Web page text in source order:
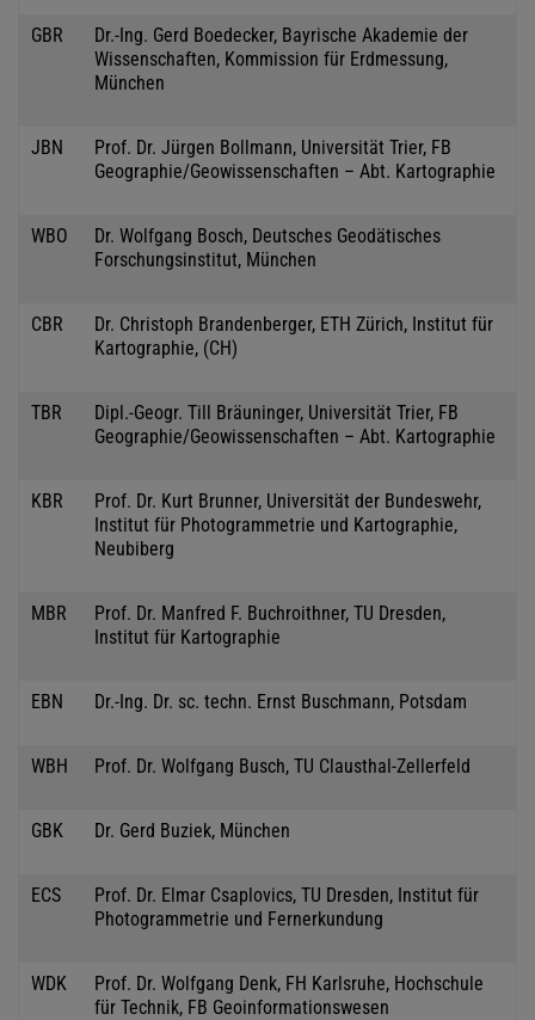
GBR
Dr.-Ing. Gerd Boedecker, Bayrische Akademie der
Wissenschaften, Kommission für Erdmessung,
München
JBN
Prof. Dr. Jürgen Bollmann, Universität Trier, FB
Geographie/Geowissenschaften – Abt. Kartographie
WBO
Dr. Wolfgang Bosch, Deutsches Geodätisches
Forschungsinstitut, München
CBR
Dr. Christoph Brandenberger, ETH Zürich, Institut für
Kartographie, (CH)
TBR
Dipl.-Geogr. Till Bräuninger, Universität Trier, FB
Geographie/Geowissenschaften – Abt. Kartographie
KBR
Prof. Dr. Kurt Brunner, Universität der Bundeswehr,
Institut für Photogrammetrie und Kartographie,
Neubiberg
MBR
Prof. Dr. Manfred F. Buchroithner, TU Dresden,
Institut für Kartographie
EBN Dr.-Ing. Dr. sc. techn. Ernst Buschmann, Potsdam
WBH Prof. Dr. Wolfgang Busch, TU Clausthal-Zellerfeld
GBK Dr. Gerd Buziek, München
ECS
Prof. Dr. Elmar Csaplovics, TU Dresden, Institut für
Photogrammetrie und Fernerkundung
WDK
Prof. Dr. Wolfgang Denk, FH Karlsruhe, Hochschule
für Technik, FB Geoinformationswesen